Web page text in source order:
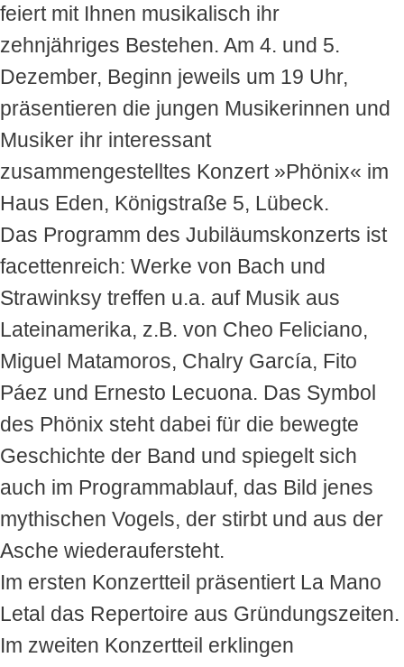
feiert mit Ihnen musikalisch ihr
zehnjähriges Bestehen. Am 4. und 5.
Dezember, Beginn jeweils um 19 Uhr,
präsentieren die jungen Musikerinnen und
Musiker ihr interessant
zusammengestelltes Konzert »Phönix« im
Haus Eden, Königstraße 5, Lübeck.
Das Programm des Jubiläumskonzerts ist
facettenreich: Werke von Bach und
Strawinksy treffen u.a. auf Musik aus
Lateinamerika, z.B. von Cheo Feliciano,
Miguel Matamoros, Chalry García, Fito
Páez und Ernesto Lecuona. Das Symbol
des Phönix steht dabei für die bewegte
Geschichte der Band und spiegelt sich
auch im Programmablauf, das Bild jenes
mythischen Vogels, der stirbt und aus der
Asche wiederaufersteht.
Im ersten Konzertteil präsentiert La Mano
Letal das Repertoire aus Gründungszeiten.
Im zweiten Konzertteil erklingen